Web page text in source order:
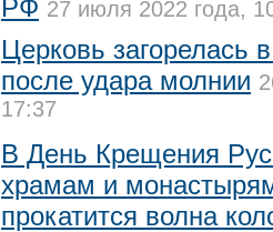
РФ 27 июля 2022 года,
Церковь загорелась
после удара молнии
17:37
В День Крещения
храмам и
прокатится волна